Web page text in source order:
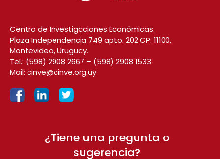
Centro de Investigaciones Económicas.
Plaza Independencia 749 apto. 202 CP: 11100,
Montevideo, Uruguay.
Tel.: (598) 2908 2667 – (598) 2908 1533
Mail: cinve@cinve.org.uy
¿Tiene una pregunta o
sugerencia?